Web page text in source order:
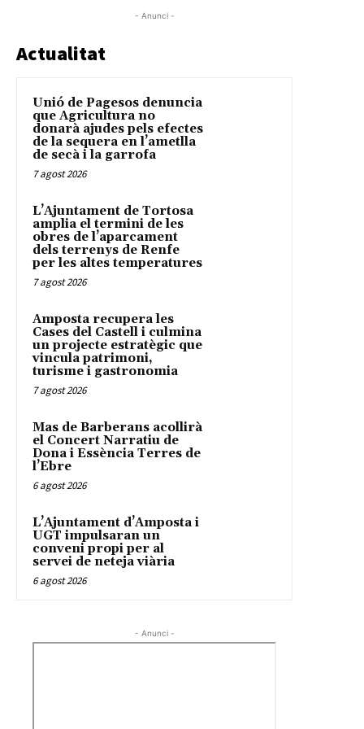
- Anunci -
Actualitat
Unió de Pagesos denuncia
que Agricultura no
donarà ajudes pels efectes
de la sequera en l’ametlla
de secà i la garrofa
7 agost 2026
L’Ajuntament de Tortosa
amplia el termini de les
obres de l’aparcament
dels terrenys de Renfe
per les altes temperatures
7 agost 2026
Amposta recupera les
Cases del Castell i culmina
un projecte estratègic que
vincula patrimoni,
turisme i gastronomia
7 agost 2026
Mas de Barberans acollirà
el Concert Narratiu de
Dona i Essència Terres de
l’Ebre
6 agost 2026
L’Ajuntament d’Amposta i
UGT impulsaran un
conveni propi per al
servei de neteja viària
6 agost 2026
- Anunci -